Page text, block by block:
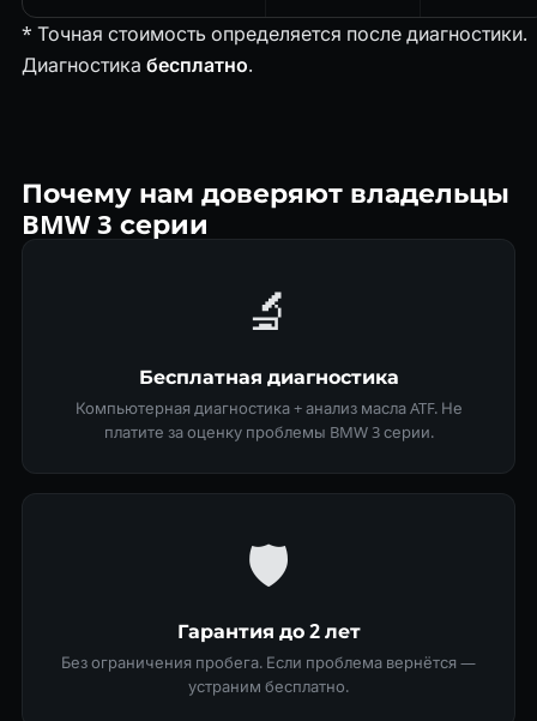
* Точная стоимость определяется после диагностики.
Диагностика бесплатно.
Почему нам доверяют владельцы
BMW 3 серии
🔬
Бесплатная диагностика
Компьютерная диагностика + анализ масла ATF. Не
платите за оценку проблемы BMW 3 серии.
🛡
Гарантия до 2 лет
Без ограничения пробега. Если проблема вернётся —
устраним бесплатно.